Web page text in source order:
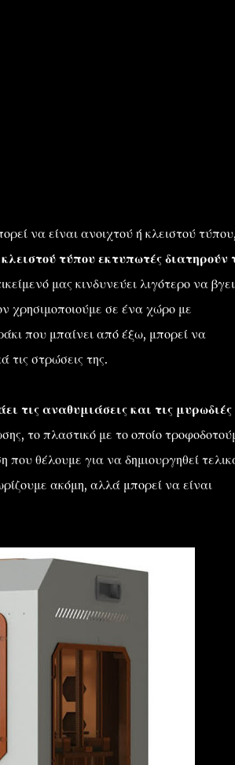
να είναι ανοιχτού ή κλειστού
κλειστού τύπου εκτυπωτές διατηρούν
μας κινδυνεύει λιγότερο να βγει
χρησιμοποιούμε σε ένα χώρο με
που μπαίνει από έξω, μπορεί να
τις στρώσεις της.
τις αναθυμιάσεις και τις μυρωδιές
το πλαστικό με το οποίο
που θέλουμε για να δημιουργηθεί
ακόμη, αλλά μπορεί να είναι